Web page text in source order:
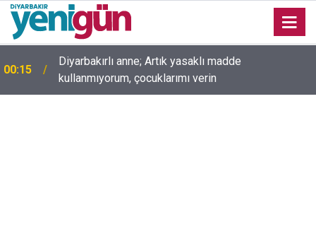
00:15
Diyarbakırlı anne; Artık yasaklı madde
kullanmıyorum, çocuklarımı verin
00:05 Mesut Çokur yazdı; Gelecek Yolda mı Kaldı?